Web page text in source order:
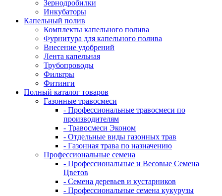
Зернодробилки
Инкубаторы
Капельный полив
Комплекты капельного полива
Фурнитура для капельного полива
Внесение удобрений
Лента капельная
Трубопроводы
Фильтры
Фитинги
Полный каталог товаров
Газонные травосмеси
- Профессиональные травосмеси по
производителям
- Травосмеси Эконом
- Отдельные виды газонных трав
- Газонная трава по назначению
Профессиональные семена
- Профессиональные и Весовые Семена
Цветов
- Семена деревьев и кустарников
- Профессиональные семена кукурузы